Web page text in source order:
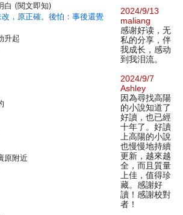
白 (閱文即知)
改，原正確。後怕：事後還覺
升起
原附近
2024/9/13
maliang
感谢好读，无
私的分享，伴
我成长，感动
到我泪流。
2024/9/7
Ashley
因為尋找高陽
的小說知道了
好讀，也已經
十年了。好讀
上高陽的小說
也慢慢地持續
更新，越來越
全，而且質量
上佳，值得珍
藏。感謝好
讀！感謝校對
者！